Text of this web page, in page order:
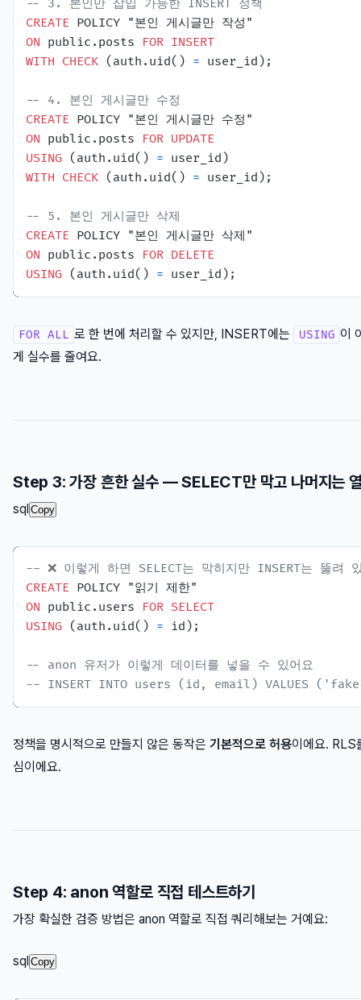
-- 3. 본인만 삽입 가능한 INSERT 정책
CREATE
ON public.posts FOR INSERT
WITH CHECK (auth.uid() = user_id);
-- 4. 본인 게시글만 수정
CREATE
ON public.posts FOR UPDATE
USING (auth.uid() =
WITH CHECK (auth.uid() = user_id);
-- 5. 본인 게시글만 삭제
CREATE
ON public.posts FOR DELETE
USING (auth.uid() =
FOR ALL 로 한 번에 처리할 수 있지만, INSERT에는 USING 이
게 실수를 줄여요.
Step 3: 가장 흔한 실수 — SELECT만 막고 나머지는
sql Copy
-- ❌ 이렇게 하면 SELECT는 막히지만 INSERT는 뚫려
CREATE
ON public.users FOR SELECT
USING (auth.uid() = id);
-- anon 유저가 이렇게 데이터를 넣을 수 있어요
-- INSERT INTO users (id, email) VALUES
정책을 명시적으로 만들지 않은 동작은 기본적으로 허용이에요. RLS
심이에요.
Step 4: anon 역할로 직접 테스트하기
가장 확실한 검증 방법은 anon 역할로 직접 쿼리해보는 거예요:
sql Copy